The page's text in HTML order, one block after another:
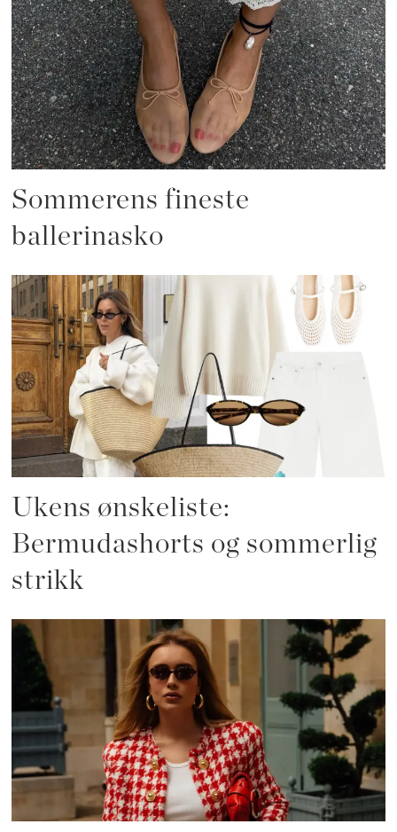
Sommerens fineste
ballerinasko
Ukens ønskeliste:
Bermudashorts og sommerlig
strikk